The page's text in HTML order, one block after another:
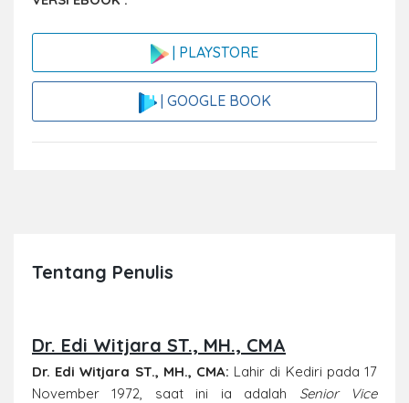
| PLAYSTORE
| GOOGLE BOOK
Tentang Penulis
Dr. Edi Witjara ST., MH., CMA
Dr. Edi Witjara ST., MH., CMA: Lahir di Kediri pada 17
November 1972, saat ini ia adalah Senior Vice